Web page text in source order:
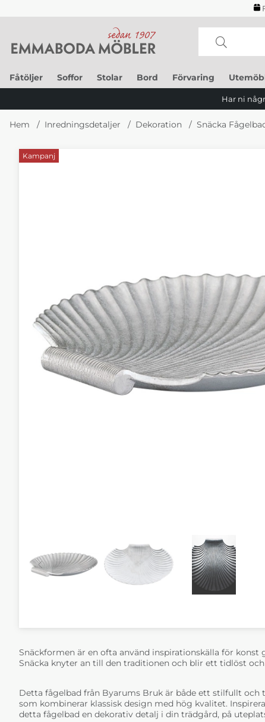
Fåtöljer Soffor Stolar Bord Förvaring
Har ni
Hem Inredningsdetaljer Dekoration Snäcka
Kampanj
Produktbilder
Snäckformen är en ofta använd inspirationskälla för konst
Snäcka knyter an till den traditionen och blir ett tidlöst
Detta fågelbad från Byarums Bruk är både ett stilfullt
som kombinerar klassisk design med hög kvalitet.
detta fågelbad en dekorativ detalj i din trädgård, på